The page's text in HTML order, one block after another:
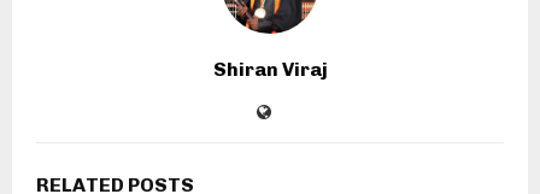
Shiran Viraj
RELATED POSTS